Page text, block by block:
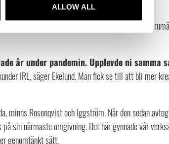
ALLOW ALL
laga mat och servera med stil.
att presentera nyheter samt hur mina olika
år under pandemin. Upplevde ni samma
IRL, säger Ekelund. Man fick se till att bli mer
minns Rosenqvist och Iggström. När den sedan
sin närmaste omgivning. Det här gynnade vår
genomtänkt sätt.